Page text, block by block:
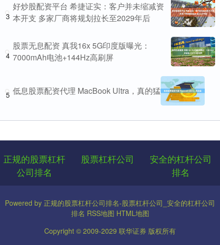
3
好炒股配资平台 希捷证实：客户并未缩减资
本开支 多家厂商将规划拉长至2029年后
4
股票无息配资 真我16x 5G印度版曝光：
7000mAh电池+144Hz高刷屏
5 低息股票配资代理 MacBook Ultra，真的猛
正规的股票杠杆
公司排名
股票杠杆公司
安全的杠杆公司
排名
Powered by 正规的股票杠杆公司排名-股票杠杆公司_安全的杠杆公司
排名 RSS地图 HTML地图
Copyright © 2009-2029 联华证券 版权所有